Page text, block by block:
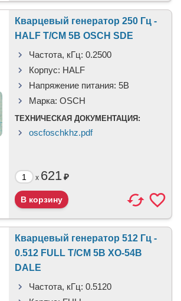
Кварцевый генератор 250 Гц -
HALF T/CM 5В OSCH SDE
Частота, кГц: 0.2500
Корпус: HALF
Напряжение питания: 5В
Марка: OSCH
ТЕХНИЧЕСКАЯ ДОКУМЕНТАЦИЯ:
oscfoschkhz.pdf
x 621₽
Кварцевый генератор 512 Гц -
0.512 FULL T/CM 5В XO-54B
DALE
Частота, кГц: 0.5120